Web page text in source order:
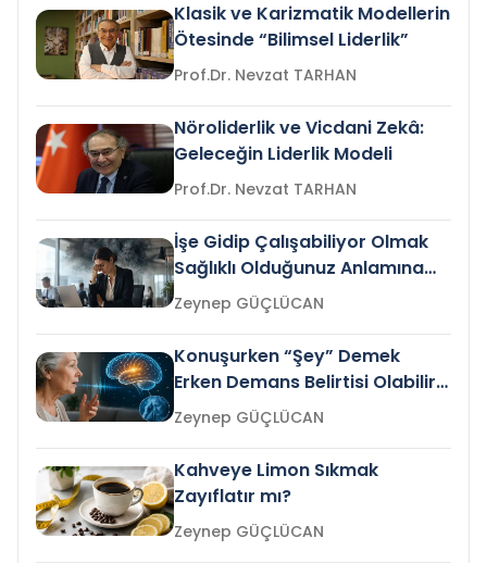
Klasik ve Karizmatik Modellerin
Ötesinde “Bilimsel Liderlik”
Prof.Dr. Nevzat TARHAN
Nöroliderlik ve Vicdani Zekâ:
Geleceğin Liderlik Modeli
Prof.Dr. Nevzat TARHAN
İşe Gidip Çalışabiliyor Olmak
Sağlıklı Olduğunuz Anlamına
Gelir mi?Zeynep GÜÇLÜCAN
Konuşurken “Şey” Demek
Erken Demans Belirtisi Olabilir
mi?
Zeynep GÜÇLÜCAN
Kahveye Limon Sıkmak
Zayıflatır mı?
Zeynep GÜÇLÜCAN